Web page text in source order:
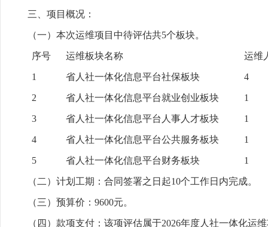
三、项目概况：
（一）本次运维项目中待评估共5个板块。
序号 运维板块名称 运维
1 省人社一体化信息平台社保板块 4
2 省人社一体化信息平台就业创业板块 1
3 省人社一体化信息平台人事人才板块 1
4 省人社一体化信息平台公共服务板块 1
5 省人社一体化信息平台财务板块 1
（二）计划工期：合同签署之日起10个工作日内完成。
（三）预算价：9600元。
（四）款项支付：该项评估属于2026年度人社一体化